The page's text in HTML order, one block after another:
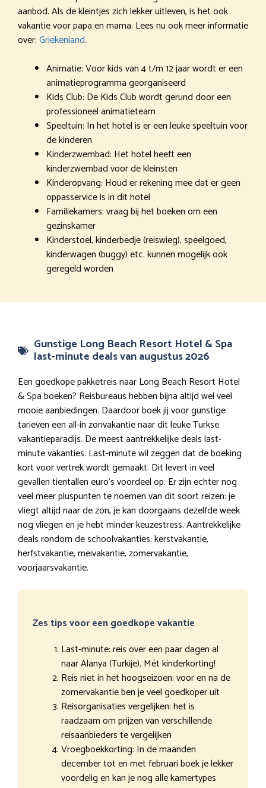
aanbod. Als de kleintjes zich lekker uitleven, is het ook
vakantie voor papa en mama. Lees nu ook meer informatie
over:Griekenland.
Animatie: Voor kids van 4 t/m 12 jaar wordt er een
animatieprogramma georganiseerd
Kids Club: De Kids Club wordt gerund door een
professioneel animatieteam
Speeltuin: In het hotel is er een leuke speeltuin voor
de kinderen
Kinderzwembad: Het hotel heeft een
kinderzwembad voor de kleinsten
Kinderopvang: Houd er rekening mee dat er geen
oppasservice is in dit hotel
Familiekamers: vraag bij het boeken om een
gezinskamer
Kinderstoel, kinderbedje (reiswieg), speelgoed,
kinderwagen (buggy) etc. kunnen mogelijk ook
geregeld worden
Gunstige Long Beach Resort Hotel & Spa
last-minute deals van augustus 2026
Een goedkope pakketreis naar Long Beach Resort Hotel
& Spa boeken? Reisbureaus hebben bijna altijd wel veel
mooie aanbiedingen. Daardoor boek jij voor gunstige
tarieven een all-in zonvakantie naar dit leuke Turkse
vakantieparadijs. De meest aantrekkelijke deals last-
minute vakanties. Last-minute wil zeggen dat de boeking
kort voor vertrek wordt gemaakt. Dit levert in veel
gevallen tientallen euro’s voordeel op. Er zijn echter nog
veel meer pluspunten te noemen van dit soort reizen: je
vliegt altijd naar de zon, je kan doorgaans dezelfde week
nog vliegen en je hebt minder keuzestress. Aantrekkelijke
deals rondom de schoolvakanties: kerstvakantie,
herfstvakantie, meivakantie, zomervakantie,
voorjaarsvakantie.
Zes tips voor een goedkope vakantie
Last-minute: reis over een paar dagen al
naar Alanya (Turkije). Mét kinderkorting!
Reis niet in het hoogseizoen: voor en na de
zomervakantie ben je veel goedkoper uit
Reisorganisaties vergelijken: het is
raadzaam om prijzen van verschillende
reisaanbieders te vergelijken
Vroegboekkorting: In de maanden
december tot en met februari boek je lekker
voordelig en kan je nog alle kamertypes